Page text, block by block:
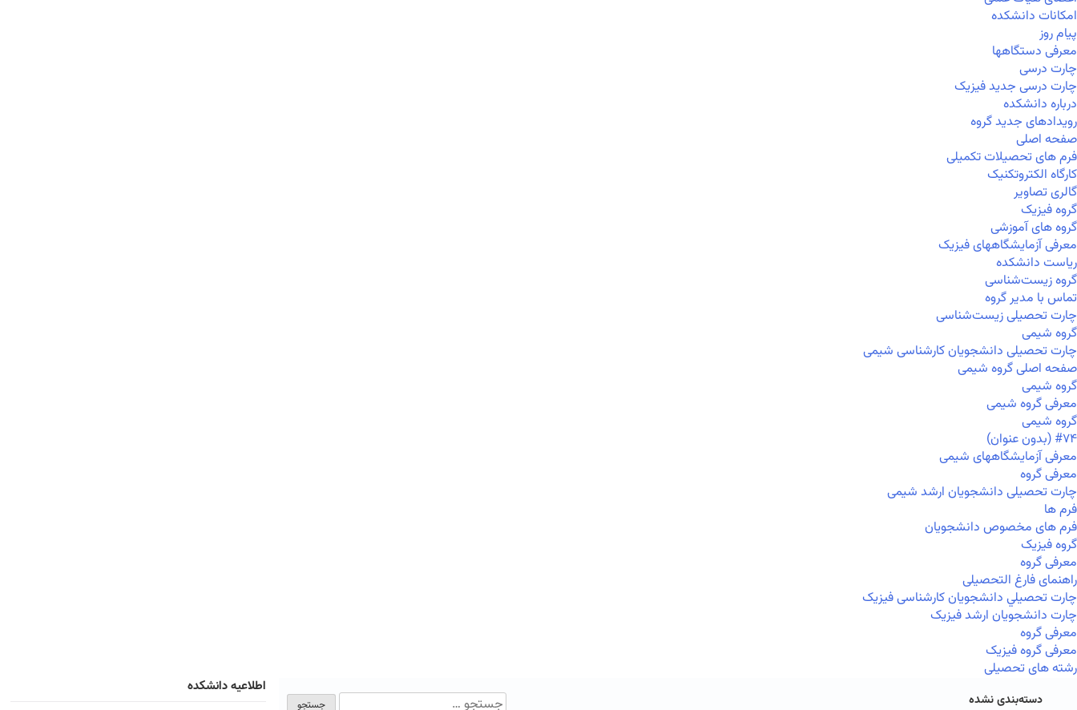
امکانات دانشکده
پیام روز
معرفی دستگاهها
چارت درسی
چارت درسی جدید فیزیک
درباره دانشکده
رویدادهای جدید گروه
صفحه اصلی
فرم های تحصیلات تکمیلی
کارگاه الکتروتکنیک
گالری تصاویر
گروه فیزیک
گروه های آموزشی
معرفی آزمایشگاههای فیزیک
ریاست دانشکده
گروه زیست‌شناسی
تماس با مدیر گروه
چارت تحصیلی زیست‌شناسی
گروه شیمی
چارت تحصیلی دانشجویان کارشناسی شیمی
صفحه اصلی گروه شیمی
گروه شیمی
معرفی گروه شیمی
گروه شیمی
#۷۴ (بدون عنوان)
معرفی آزمایشگاههای شیمی
معرفی گروه
چارت تحصیلی دانشجویان ارشد شیمی
فرم ها
فرم های مخصوص دانشجویان
گروه فیزیک
معرفی گروه
راهنمای فارغ التحصیلی
چارت تحصيلي دانشجویان کارشناسی فیزیک
چارت دانشجویان ارشد فیزیک
معرفی گروه
معرفی گروه فیزیک
رشته های تحصیلی
دسته‌بندی نشده
اطلاعیه دانشکده